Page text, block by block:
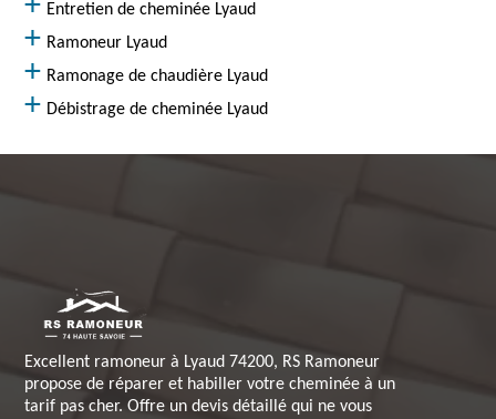
Entretien de cheminée Lyaud
Ramoneur Lyaud
Ramonage de chaudière Lyaud
Débistrage de cheminée Lyaud
Excellent ramoneur à Lyaud 74200, RS Ramoneur
propose de réparer et habiller votre cheminée à un
tarif pas cher. Offre un devis détaillé qui ne vous